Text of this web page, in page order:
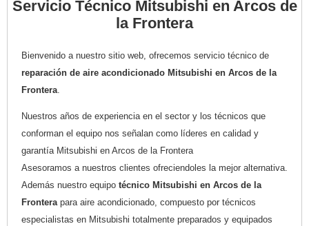
Servicio Técnico Mitsubishi en Arcos de
la Frontera
Bienvenido a nuestro sitio web, ofrecemos servicio técnico de
reparación de aire acondicionado Mitsubishi en Arcos de la
Frontera.
Nuestros años de experiencia en el sector y los técnicos que
conforman el equipo nos señalan como líderes en calidad y
garantía Mitsubishi en Arcos de la Frontera
Asesoramos a nuestros clientes ofreciendoles la mejor alternativa.
Además nuestro equipo técnico Mitsubishi en Arcos de la
Fronterapara aire acondicionado, compuesto por técnicos
especialistas en Mitsubishi totalmente preparados y equipados